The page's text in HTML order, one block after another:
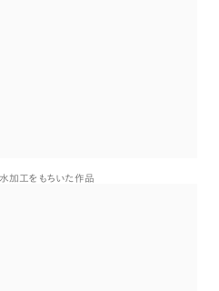
加工をもちいた作品